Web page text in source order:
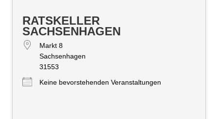
RATSKELLER
SACHSENHAGEN
Markt 8
Sachsenhagen
31553
Keine bevorstehenden Veranstaltungen